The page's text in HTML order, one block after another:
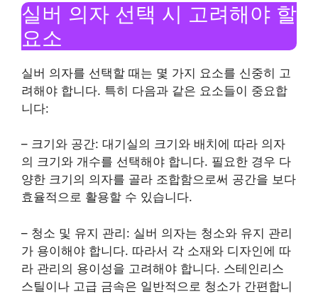
실버 의자 선택 시 고려해야 할
요소
실버 의자를 선택할 때는 몇 가지 요소를 신중히 고
려해야 합니다. 특히 다음과 같은 요소들이 중요합
니다:
– 크기와 공간: 대기실의 크기와 배치에 따라 의자
의 크기와 개수를 선택해야 합니다. 필요한 경우 다
양한 크기의 의자를 골라 조합함으로써 공간을 보다
효율적으로 활용할 수 있습니다.
– 청소 및 유지 관리: 실버 의자는 청소와 유지 관리
가 용이해야 합니다. 따라서 각 소재와 디자인에 따
라 관리의 용이성을 고려해야 합니다. 스테인리스
스틸이나 고급 금속은 일반적으로 청소가 간편합니